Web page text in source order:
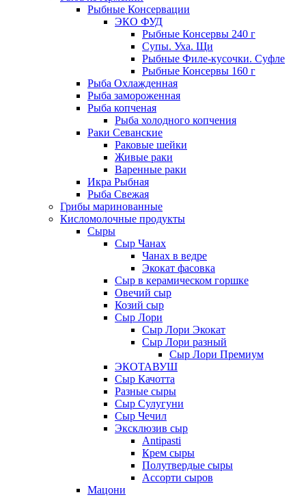
Рыбные Консервации
ЭКО ФУД
Рыбные Консервы 240 г
Супы. Уха. Щи
Рыбные Филе-кусочки. Суфле
Рыбные Консервы 160 г
Рыба Охлажденная
Рыба замороженная
Рыба копченая
Рыба холодного копчения
Раки Севанские
Раковые шейки
Живые раки
Варенные раки
Икра Рыбная
Рыба Свежая
Грибы маринованные
Кисломолочные продукты
Сыры
Сыр Чанах
Чанах в ведре
Экокат фасовка
Сыр в керамическом горшке
Овечий сыр
Козий сыр
Сыр Лори
Сыр Лори Экокат
Сыр Лори разный
Сыр Лори Премиум
ЭКОТАВУШ
Сыр Качотта
Разные сыры
Сыр Сулугуни
Сыр Чечил
Эксклюзив сыр
Antipasti
Крем сыры
Полутвердые сыры
Ассорти сыров
Мацони